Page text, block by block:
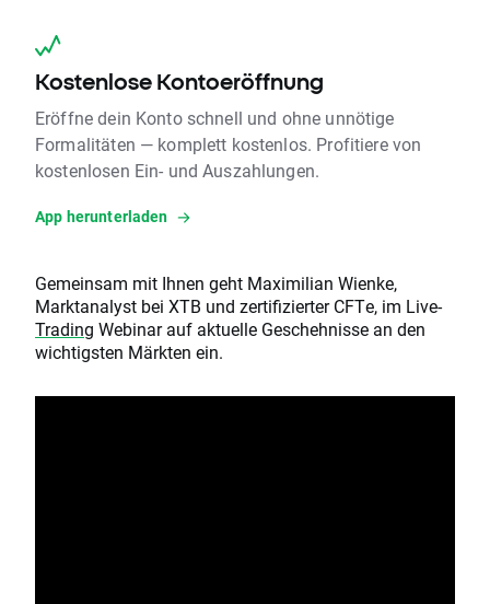
Kostenlose Kontoeröffnung
Eröffne dein Konto schnell und ohne unnötige
Formalitäten — komplett kostenlos. Profitiere von
kostenlosen Ein- und Auszahlungen.
App herunterladen
Gemeinsam mit Ihnen geht Maximilian Wienke,
Marktanalyst bei XTB und zertifizierter CFTe, im Live-
Trading Webinar auf aktuelle Geschehnisse an den
wichtigsten Märkten ein.